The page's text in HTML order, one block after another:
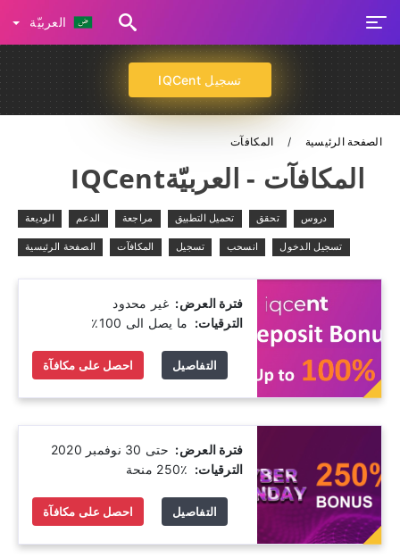
العربيّة
تسجيل IQCent
الصفحة الرئيسية المكافآت
المكافآت - العربيّةIQCent
دروس تحقق تحميل التطبيق مراجعة الدعم الوديعة
تسجيل الدخول انسحب تسجيل المكافآت الصفحة الرئيسية
فترة العرض: ‫ غير محدود
الترقيات: ‫ ما يصل الى 100٪
احصل على مكافآة التفاصيل
فترة العرض: ‫ حتى 30 نوفمبر 2020
الترقيات:
احصل على مكافآة التفاصيل